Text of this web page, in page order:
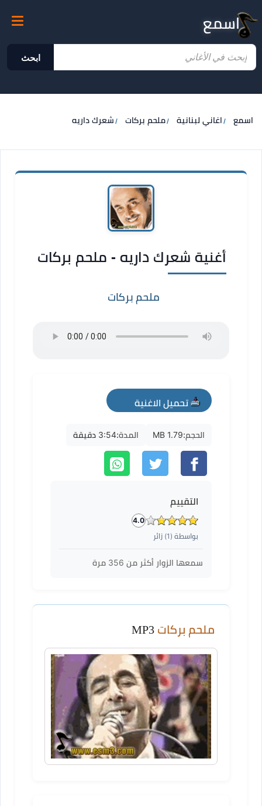
اسمع
ابحث
اسمع اغاني لبنانية ملحم بركات شعرك داريه
أغنية شعرك داريه - ملحم بركات
ملحم بركات
تحميل الاغنية
mp3
الحجم:1.79 MB المدة:3:54 دقيقة
التقييم
4.0
بواسطة ( 1) زائر
سمعها الزوار أكثر من 356 مرة
ملحم بركات